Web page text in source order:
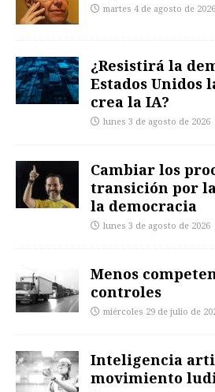
martes 4 de agosto de 2026
¿Resistirá la
Estados Unidos
crea la IA?
lunes 3 de agosto de 2026
Cambiar los
transición por
la democracia
lunes 3 de agosto de 2026
Menos
controles
miércoles 29 de julio de
Inteligencia
movimiento